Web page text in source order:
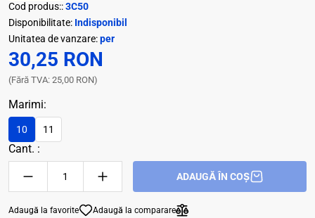
Cod produs::3C50
Disponibilitate: Indisponibil
Unitatea de vanzare:per
30,25 RON
(Fără TVA: 25,00 RON)
Marimi:
10 11
Cant. :
ADAUGĂ ÎN COȘ
Adaugă la favorite Adaugă la comparare